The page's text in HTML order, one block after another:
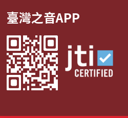
臺灣之音APP